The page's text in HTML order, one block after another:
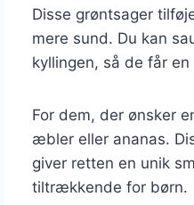
Disse grøntsager
mere sund. Du kan
kyllingen, så de får
For dem, der ønsker
æbler eller ananas.
giver retten en unik
tiltrækkende for børn.